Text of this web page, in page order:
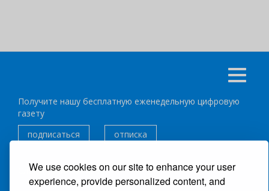
We use cookies on our site to enhance your user
experience, provide personalized content, and
Получите нашу бесплатную еженедельную цифровую
газету
подписаться
отписка
Следуйте за нами: